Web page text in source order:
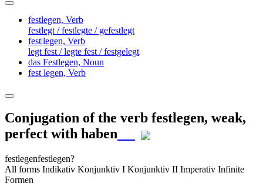
festlegen, Verb
festlegt / festlegte / gefestlegt
fest|legen, Verb
legt fest / legte fest / festgelegt
das Festlegen, Noun
fest legen, Verb
Conjugation of the verb festlegen, weak,
perfect with haben
festlegenfestlegen?
All forms Indikativ Konjunktiv I Konjunktiv II Imperativ Infinite
Formen